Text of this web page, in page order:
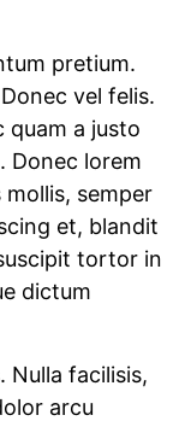
pretium.
vel felis.
quam a justo
Donec lorem
semper
et, blandit
tortor in
dictum
Nulla facilisis,
arcu